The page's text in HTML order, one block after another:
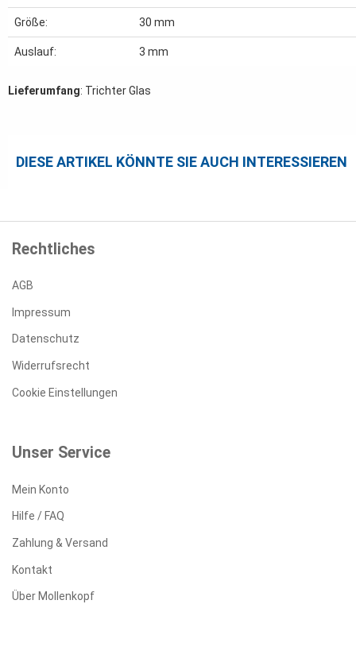
Größe: 30 mm
Auslauf: 3 mm
Lieferumfang: Trichter Glas
DIESE ARTIKEL KÖNNTE SIE AUCH INTERESSIEREN
Rechtliches
AGB
Impressum
Datenschutz
Widerrufsrecht
Cookie Einstellungen
Unser Service
Mein Konto
Hilfe / FAQ
Zahlung & Versand
Kontakt
Über Mollenkopf